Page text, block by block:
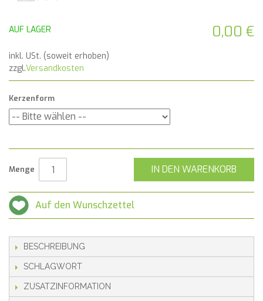
0,00 €
AUF LAGER
inkl. USt. (soweit erhoben)
zzgl.Versandkosten
Kerzenform
Menge IN DEN WARENKORB
Auf den Wunschzettel
BESCHREIBUNG
SCHLAGWORT
ZUSATZINFORMATION